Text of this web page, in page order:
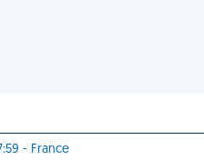
- France